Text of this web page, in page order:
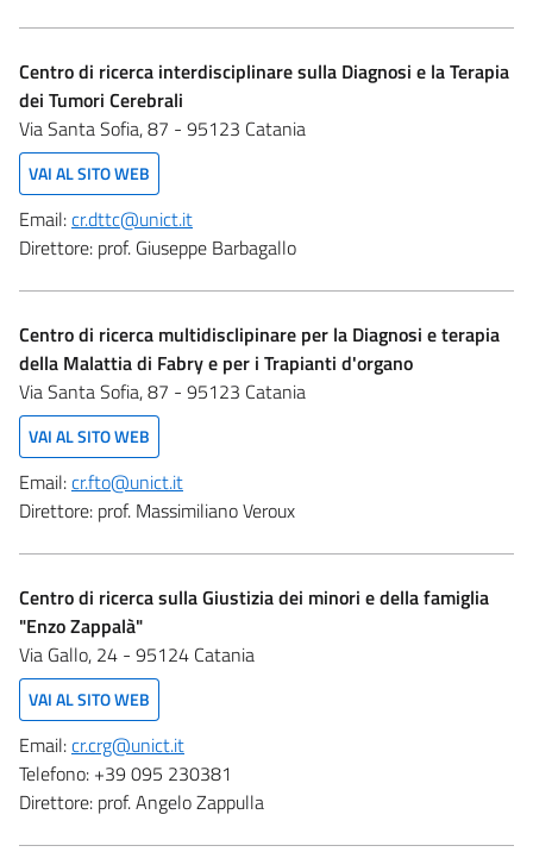
Centro di ricerca interdisciplinare sulla Diagnosi e la Terapia
dei Tumori Cerebrali
Via Santa Sofia, 87 - 95123 Catania
VAI AL SITO WEB
Email:cr.dttc@unict.it
Direttore: prof. Giuseppe Barbagallo
Centro di ricerca multidisclipinare per la Diagnosi e terapia
della Malattia di Fabry e per i Trapianti d'organo
Via Santa Sofia, 87 - 95123 Catania
VAI AL SITO WEB
Email:cr.fto@unict.it
Direttore: prof. Massimiliano Veroux
Centro di ricerca sulla Giustizia dei minori e della famiglia
"Enzo Zappalà"
Via Gallo, 24 - 95124 Catania
VAI AL SITO WEB
Email:cr.crg@unict.it
Telefono: +39 095 230381
Direttore: prof. Angelo Zappulla